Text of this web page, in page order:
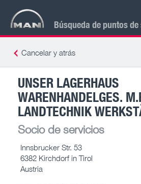
Búsqueda de puntos
Cancelar y atrás
UNSER LAGERHAUS
WARENHANDELGES.
LANDTECHNIK
Socio de servicios
Innsbrucker Str. 53
6382 Kirchdorf in Tirol
Austria